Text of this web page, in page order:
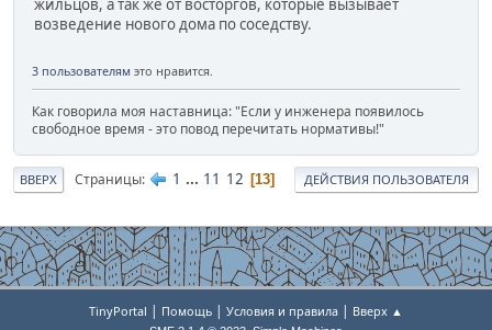
жильцов, а так же от восторгов, которые вызывает
возведение нового дома по соседству.
3 пользователям это нравится.
Как говорила моя наставница: "Если у инженера появилось
свободное время - это повод перечитать нормативы!"
ВВЕРХ Страницы 1 ... 11 12 13 ДЕЙСТВИЯ ПОЛЬЗОВАТЕЛЯ
TinyPortal | Помощь | Условия и правила | Вверх ▲